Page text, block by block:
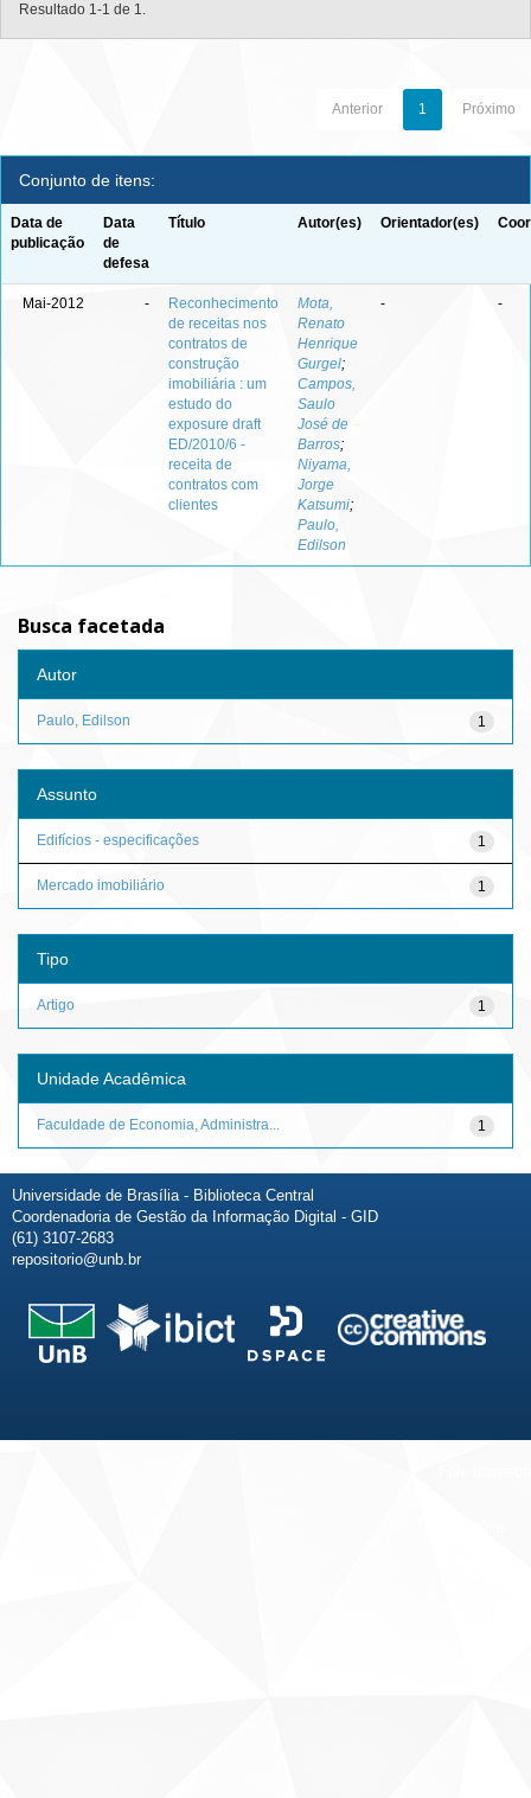
Resultado 1-1 de 1.
Anterior 1 Próximo
Conjunto de itens:
Data de
publicação
Data
de
defesa
Título Autor(es) Orientador(es)
Mai-2012 -
Reconhecimento
de receitas nos
contratos de
construção
imobiliária : um
estudo do
exposure draft
ED/2010/6 -
receita de
contratos com
clientes
Mota,
Renato
Henrique
Gurgel;
Campos,
Saulo
José de
Barros;
Niyama,
Jorge
Katsumi;
Paulo,
Edilson
- -
Busca facetada
Autor
1
Paulo, Edilson
Assunto
1
Edifícios - especificações
1
Mercado imobiliário
Tipo
1
Artigo
Unidade Acadêmica
1
Faculdade de Economia, Administra...
Universidade de Brasília - Biblioteca Central
Coordenadoria de Gestão da Informação Digital - GID
(61) 3107-2683
repositorio@unb.br